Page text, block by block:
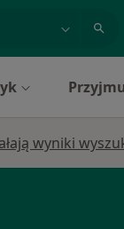
wyniki